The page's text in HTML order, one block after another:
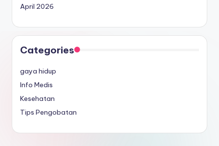
April 2026
Categories
gaya hidup
Info Medis
Kesehatan
Tips Pengobatan